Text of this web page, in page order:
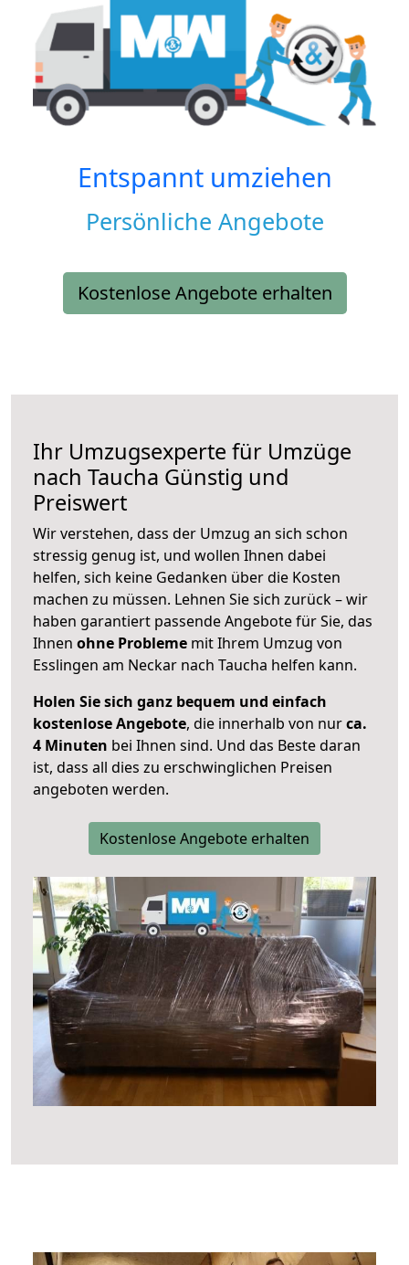
Entspannt umziehen
Persönliche Angebote
Kostenlose Angebote erhalten
Ihr Umzugsexperte für Umzüge
nach Taucha Günstig und
Preiswert
Wir verstehen, dass der Umzug an sich schon
stressig genug ist, und wollen Ihnen dabei
helfen, sich keine Gedanken über die Kosten
machen zu müssen. Lehnen Sie sich zurück – wir
haben garantiert passende Angebote für Sie, das
Ihnen ohne Probleme mit Ihrem Umzug von
Esslingen am Neckar nach Taucha helfen kann.
Holen Sie sich ganz bequem und einfach
kostenlose Angebote, die innerhalb von nurca.
4 Minuten bei Ihnen sind. Und das Beste daran
ist, dass all dies zu erschwinglichen Preisen
angeboten werden.
Kostenlose Angebote erhalten